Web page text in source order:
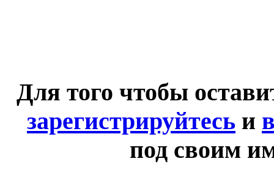
Для того чтобы
зарегистрируйтесь и
под своим